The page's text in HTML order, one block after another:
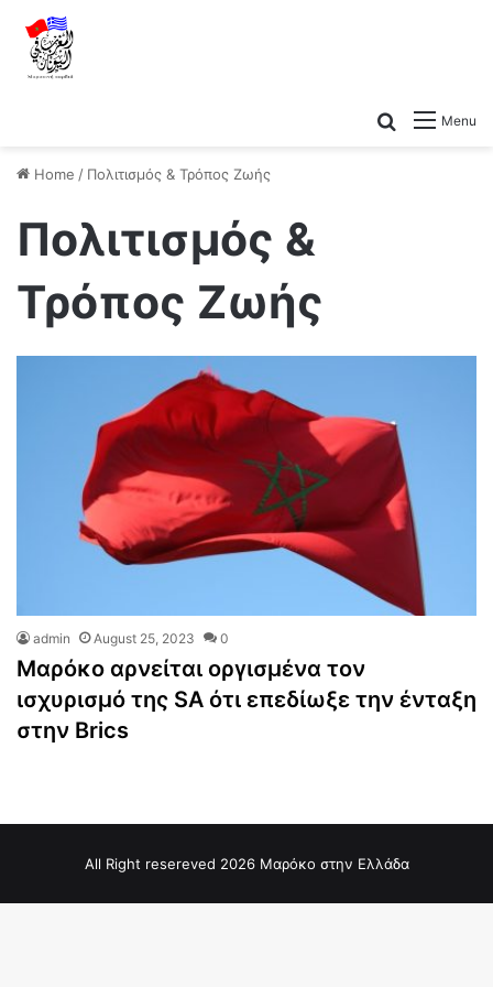
Menu
Search for
Home / Πολιτισμός & Τρόπος Ζωής
Πολιτισμός &
Τρόπος Ζωής
admin August 25, 2023 0
Μαρόκο αρνείται οργισμένα τον
ισχυρισμό της SA ότι επεδίωξε την ένταξη
στην Brics
All Right resereved 2026 Μαρόκο στην Ελλάδα